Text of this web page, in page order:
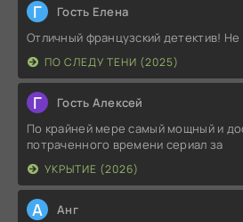
Г Гость Елена
Отличный французский детектив! Не
ПО СЛЕДУ ТЕНИ (2025)
Г Гость Алексей
По крайней мере самый мощный и
потраченного времени сериал за
УКРЫТИЕ (2026)
А Анг